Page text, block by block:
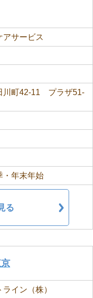
アサービス
川町42-11 プラザ51-
・年末年始
る
イン（株）